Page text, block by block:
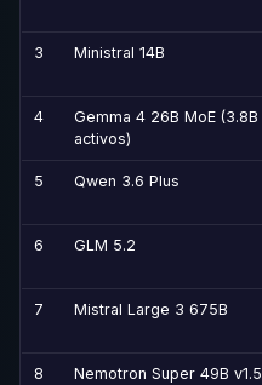
3 Ministral 14B
4
Gemma 4 26B MoE (3.8B
activos)
5 Qwen 3.6 Plus
6 GLM 5.2
7 Mistral Large 3 675B
8 Nemotron Super 49B v1.5